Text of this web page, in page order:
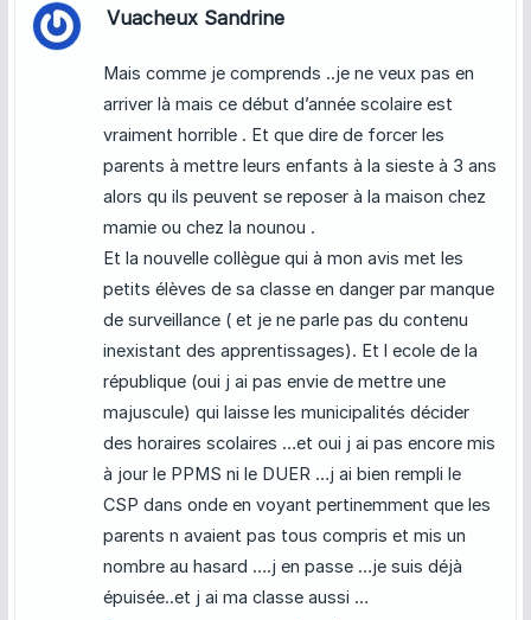
Vuacheux Sandrine
Mais comme je comprends ..je ne veux pas en
arriver là mais ce début d’année scolaire est
vraiment horrible . Et que dire de forcer les
parents à mettre leurs enfants à la sieste à 3 ans
alors qu ils peuvent se reposer à la maison chez
mamie ou chez la nounou .
Et la nouvelle collègue qui à mon avis met les
petits élèves de sa classe en danger par manque
de surveillance ( et je ne parle pas du contenu
inexistant des apprentissages). Et l ecole de la
république (oui j ai pas envie de mettre une
majuscule) qui laisse les municipalités décider
des horaires scolaires …et oui j ai pas encore mis
à jour le PPMS ni le DUER …j ai bien rempli le
CSP dans onde en voyant pertinemment que les
parents n avaient pas tous compris et mis un
nombre au hasard ….j en passe …je suis déjà
épuisée..et j ai ma classe aussi …